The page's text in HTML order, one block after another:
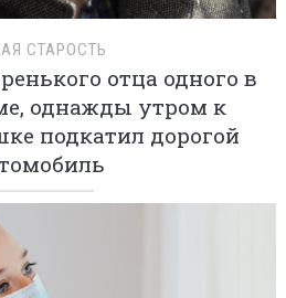
СТАРОСТЬ
отца одного в
однажды утром к
подкатил дорогой